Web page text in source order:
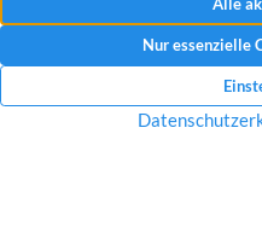
Mit dem Absenden Ihrer Anfrage
und Verwendung Ihrer angegebenen